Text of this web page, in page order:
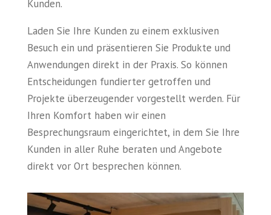
Kunden.
Laden Sie Ihre Kunden zu einem exklusiven
Besuch ein und präsentieren Sie Produkte und
Anwendungen direkt in der Praxis. So können
Entscheidungen fundierter getroffen und
Projekte überzeugender vorgestellt werden. Für
Ihren Komfort haben wir einen
Besprechungsraum eingerichtet, in dem Sie Ihre
Kunden in aller Ruhe beraten und Angebote
direkt vor Ort besprechen können.